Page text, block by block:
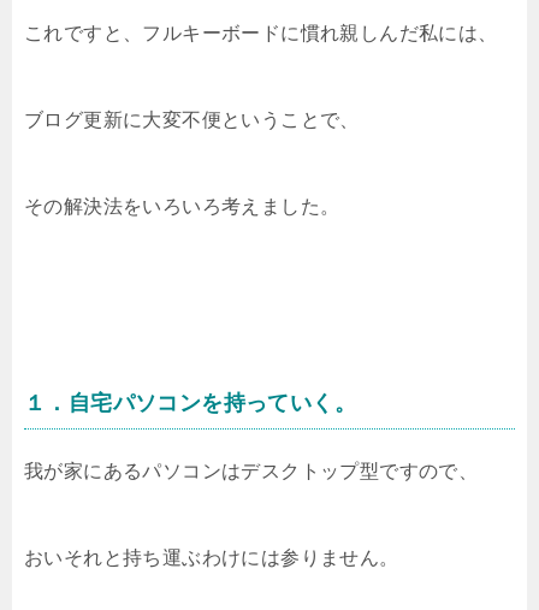
これですと、フルキーボードに慣れ親しんだ私には、
ブログ更新に大変不便ということで、
その解決法をいろいろ考えました。
１．自宅パソコンを持っていく。
我が家にあるパソコンはデスクトップ型ですので、
おいそれと持ち運ぶわけには参りません。